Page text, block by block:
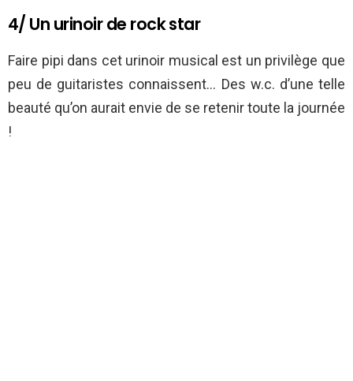
4/ Un urinoir de rock star
Faire pipi dans cet urinoir musical est un privilège que
peu de guitaristes connaissent… Des w.c. d’une telle
beauté qu’on aurait envie de se retenir toute la journée
!